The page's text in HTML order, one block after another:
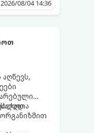
2026/08/04 14:36